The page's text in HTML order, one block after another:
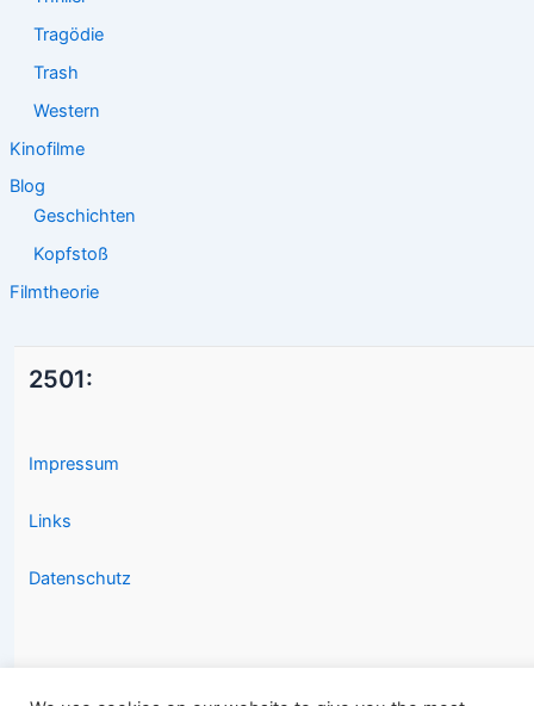
Tragödie
Trash
Western
Kinofilme
Blog
Geschichten
Kopfstoß
Filmtheorie
2501:
Impressum
Links
Datenschutz